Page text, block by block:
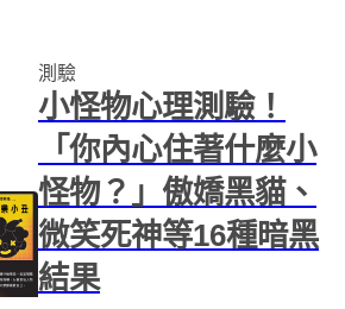
識。而 2024 透明祭更與臺灣...
測驗
小怪物心理測驗！
「你內心住著什麼小
怪物？」傲嬌黑貓、
微笑死神等16種暗黑
結果